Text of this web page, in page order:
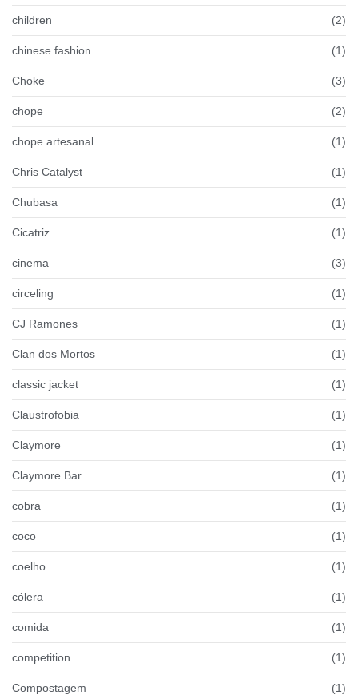
children (2)
chinese fashion (1)
Choke (3)
chope (2)
chope artesanal (1)
Chris Catalyst (1)
Chubasa (1)
Cicatriz (1)
cinema (3)
circeling (1)
CJ Ramones (1)
Clan dos Mortos (1)
classic jacket (1)
Claustrofobia (1)
Claymore (1)
Claymore Bar (1)
cobra (1)
coco (1)
coelho (1)
cólera (1)
comida (1)
competition (1)
Compostagem (1)